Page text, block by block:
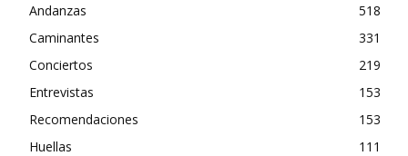
Andanzas
518
Caminantes
331
Conciertos
219
Entrevistas
153
Recomendaciones
153
Huellas
111